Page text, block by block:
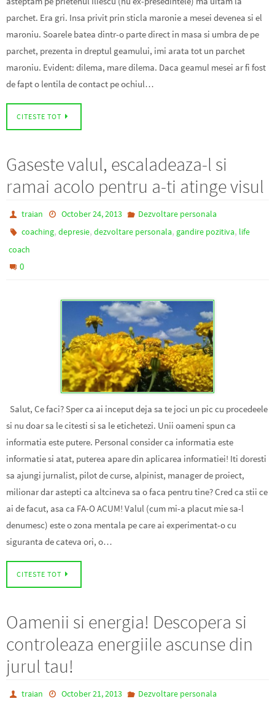
parchet. Era gri. Insa privit prin sticla maronie a mesei devenea si el
maroniu. Soarele batea dintr-o parte direct in masa si umbra de pe
parchet, prezenta in dreptul geamului, imi arata tot un parchet
maroniu. Evident: dilema, mare dilema. Daca geamul mesei ar fi fost
de fapt o lentila de contact pe ochiul…
CITESTE TOT
Gaseste valul, escaladeaza-l si
ramai acolo pentru a-ti atinge visul
traian October 24, 2013
Dezvoltare personala
coaching,depresie,dezvoltare personala, gandire pozitiva, life
coach
0
Salut, Ce faci? Sper ca ai inceput deja sa te joci un pic cu procedeele
si nu doar sa le citesti si sa le etichetezi. Unii oameni spun ca
informatia este putere. Personal consider ca informatia este
informatie si atat, puterea apare din aplicarea informatiei! Iti doresti
sa ajungi jurnalist, pilot de curse, alpinist, manager de proiect,
milionar dar astepti ca altcineva sa o faca pentru tine? Cred ca stii ce
ai de facut, asa ca FA-O ACUM! Valul (cum mi-a placut mie sa-l
denumesc) este o zona mentala pe care ai experimentat-o cu
siguranta de cateva ori, o…
CITESTE TOT
Oamenii si energia! Descopera si
controleaza energiile ascunse din
jurul tau!
traian October 21, 2013
Dezvoltare personala